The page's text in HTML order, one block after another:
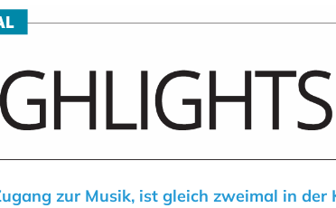
zur Musik, ist gleich zweimal in der